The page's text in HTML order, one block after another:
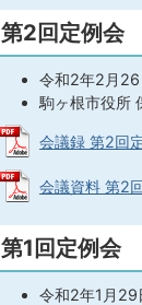
第2回定例会
令和2年2月
駒ヶ根市役所
会議録 第2回
会議資料 第2
第1回定例会
令和2年1月29